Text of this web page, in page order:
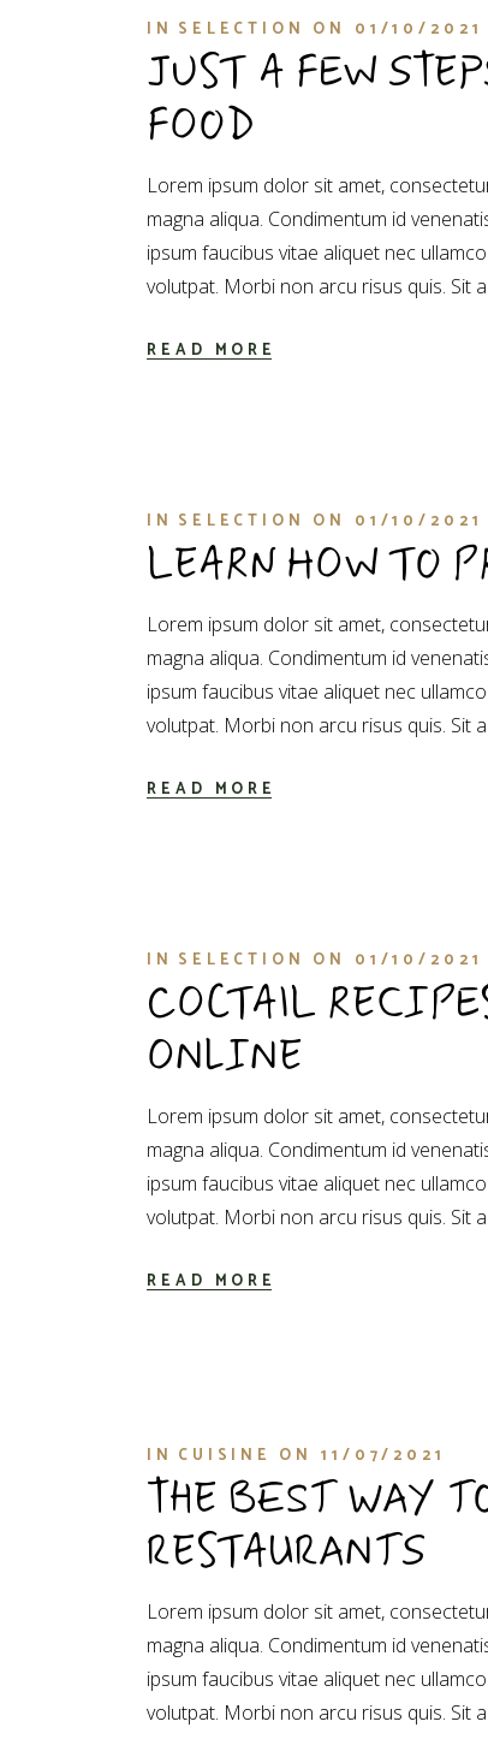
IN SELECTION ON 01/10/2021
JUST A FEW
FOOD
Lorem ipsum dolor sit amet,
magna aliqua. Condimentum id
ipsum faucibus vitae aliquet nec
volutpat. Morbi non arcu risus quis. Sit
READ MORE
IN SELECTION ON 01/10/2021
LEARN HOW TO
Lorem ipsum dolor sit amet,
magna aliqua. Condimentum id
ipsum faucibus vitae aliquet nec
volutpat. Morbi non arcu risus quis. Sit
READ MORE
IN SELECTION ON 01/10/2021
COCTAIL
ONLINE
Lorem ipsum dolor sit amet,
magna aliqua. Condimentum id
ipsum faucibus vitae aliquet nec
volutpat. Morbi non arcu risus quis. Sit
READ MORE
IN CUISINE ON 11/07/2021
THE BEST WAY
RESTAURANTS
Lorem ipsum dolor sit amet,
magna aliqua. Condimentum id
ipsum faucibus vitae aliquet nec
volutpat. Morbi non arcu risus quis. Sit